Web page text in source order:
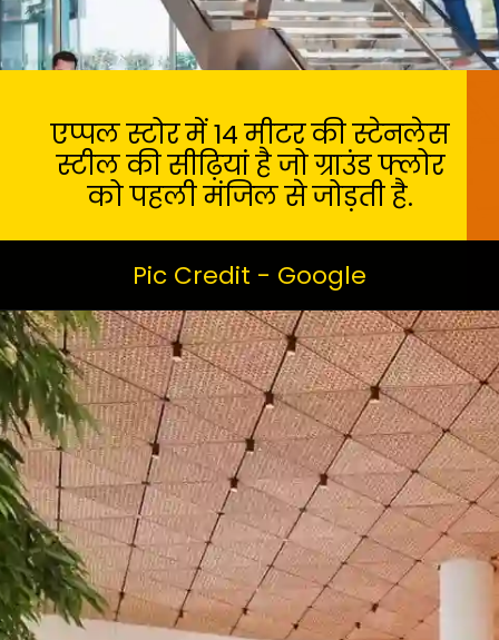
एप्पल स्टोर में 14 मीटर की स्टेनलेस
स्टील की सीढ़ियां है जो ग्राउंड फ्लोर
को पहली मंजिल से जोड़ती है.
Pic Credit - Google